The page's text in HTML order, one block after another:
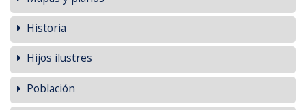
Historia
Hijos ilustres
Población